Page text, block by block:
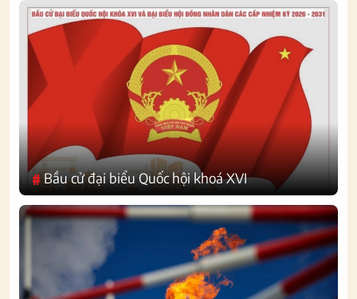
#Bầu cử đại biểu Quốc hội khoá XVI